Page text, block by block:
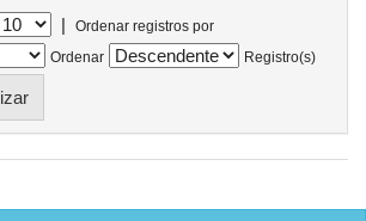
|
Ordenar registros por
Ordenar
Registro(s)